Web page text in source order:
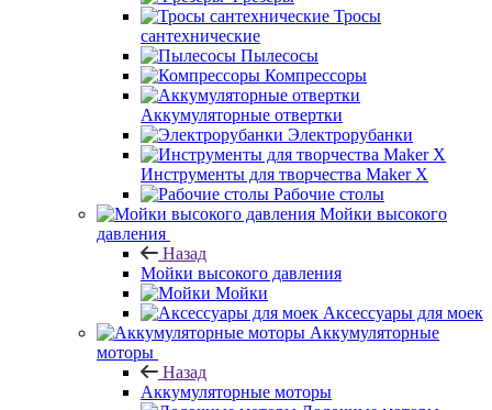
Тросы
сантехнические
Пылесосы
Компрессоры
Аккумуляторные отвертки
Электрорубанки
Инструменты для творчества Maker X
Рабочие столы
Мойки высокого
давления
Назад
Мойки высокого давления
Мойки
Аксессуары для моек
Аккумуляторные
моторы
Назад
Аккумуляторные моторы